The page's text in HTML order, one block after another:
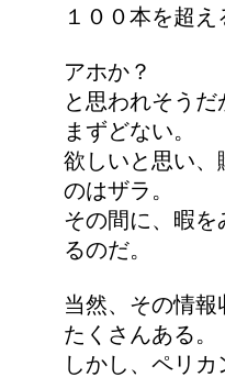
１００本を超え
アホか？
と思われそう
まずどない。
欲しいと思い、
のはザラ。
その間に、暇
るのだ。
当然、その情
たくさんある。
しかし、ペリ